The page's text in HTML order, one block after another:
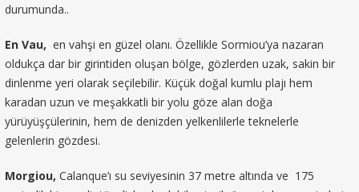
durumunda..
En Vau, en vahşi en güzel olanı. Özellikle Sormiou’ya nazaran
oldukça dar bir girintiden oluşan bölge, gözlerden uzak, sakin bir
dinlenme yeri olarak seçilebilir. Küçük doğal kumlu plajı hem
karadan uzun ve meşakkatli bir yolu göze alan doğa
yürüyüşçülerinin, hem de denizden yelkenlilerle teknelerle
gelenlerin gözdesi.
Morgiou, Calanque’ı su seviyesinin 37 metre altında ve 175